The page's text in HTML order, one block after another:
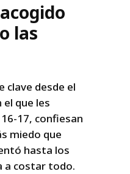
las
clave desde el
que les
17, confiesan
miedo que
hasta los
a costar todo.